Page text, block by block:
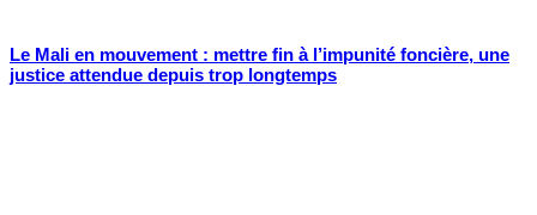
Le Mali en mouvement : mettre fin à l’impunité foncière, une
justice attendue depuis trop longtemps